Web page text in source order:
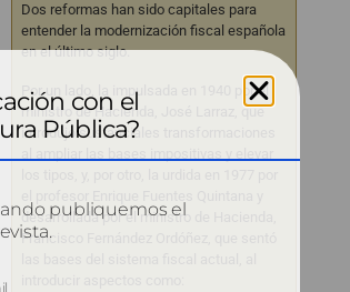
Dos reformas han sido capitales para
entender la modernización fiscal española
en el último siglo.
Por un lado, la impulsada en 1940 por el
ministro de Hacienda, José Larraz, que
introdujo sustanciales transformaciones
desarrollada por el ministro de Hacienda,
Francisco Fernández Ordóñez, que sentó
con el
Pública?
publiquemos el